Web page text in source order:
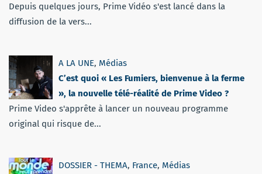
Depuis quelques jours, Prime Vidéo s'est lancé dans la
diffusion de la vers...
A LA UNE, Médias
C’est quoi « Les Fumiers, bienvenue à la ferme
», la nouvelle télé-réalité de Prime Video ?
Prime Video s'apprête à lancer un nouveau programme
original qui risque de...
DOSSIER - THEMA, France, Médias